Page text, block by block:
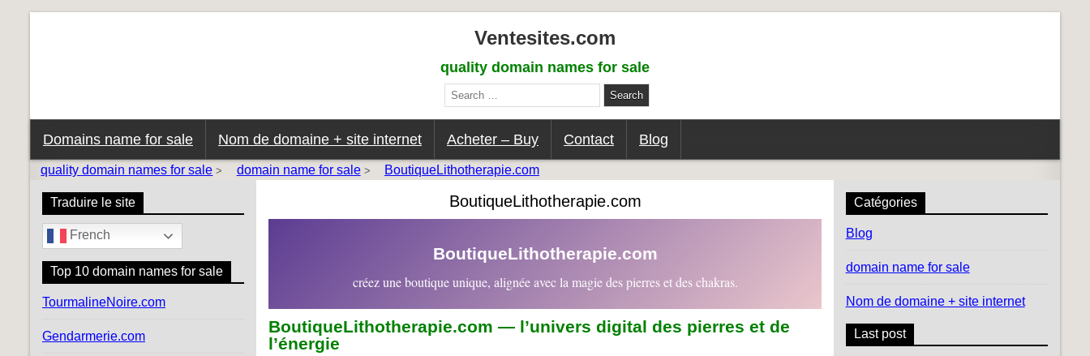
Ventesites.com
quality domain names for sale
Search
for:
Domains name for sale Nom de domaine + site internet Acheter – Buy Contact Blog
quality domain names for sale > domain name for sale> BoutiqueLithotherapie.com
BoutiqueLithotherapie.com
BoutiqueLithotherapie.com
créez une boutique unique, alignée avec la magie des pierres et des chakras.
BoutiqueLithotherapie.com — l’univers digital des pierres et de
l’énergie
Traduire le site
French
Top 10 domain names for sale
TourmalineNoire.com
Gendarmerie.com
Catégories
Blog
domain name for sale
Nom de domaine + site internet
Last post